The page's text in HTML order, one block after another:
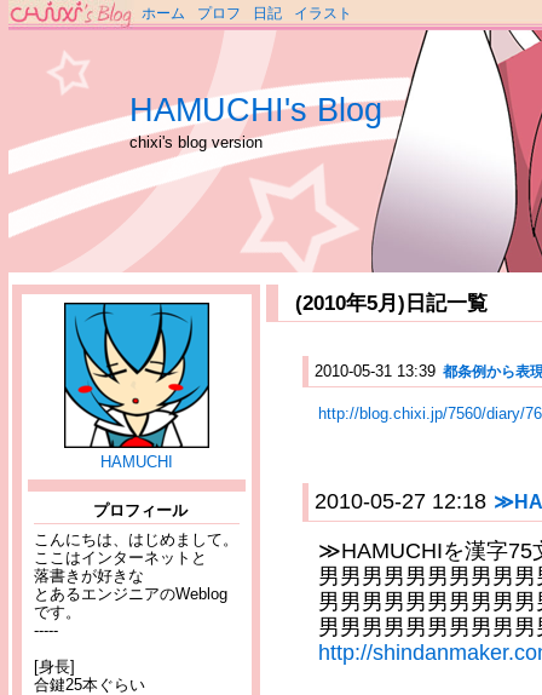
ホーム プロフ 日記 イラスト
HAMUCHI's Blog
chixi's blog version
HAMUCHI
プロフィール
こんにちは、はじめまして。
ここはインターネットと
落書きが好きな
とあるエンジニアのWeblog
です。
-----
[身長]
合鍵25本ぐらい
(2010年5月)日記一覧
2010-05-31 13:39 都条例から表
http://blog.chixi.jp/7560/diary/
2010-05-27 12:18
≫HAMUCHIを漢字75
男男男男男男男男男
男男男男男男男男男
男男男男男男男男男
http://